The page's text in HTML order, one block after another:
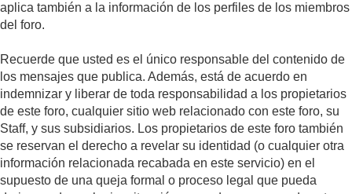
aplica también a la información de los perfiles de los miembros
del foro.
Recuerde que usted es el único responsable del contenido de
los mensajes que publica. Además, está de acuerdo en
indemnizar y liberar de toda responsabilidad a los propietarios
de este foro, cualquier sitio web relacionado con este foro, su
Staff, y sus subsidiarios. Los propietarios de este foro también
se reservan el derecho a revelar su identidad (o cualquier otra
información relacionada recabada en este servicio) en el
supuesto de una queja formal o proceso legal que pueda